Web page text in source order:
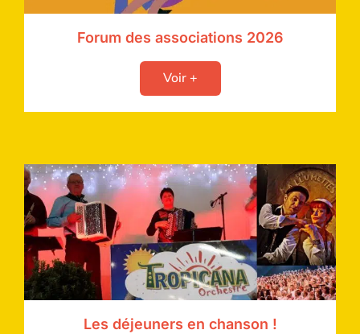
Forum des associations 2026
Voir +
Les déjeuners en chanson !